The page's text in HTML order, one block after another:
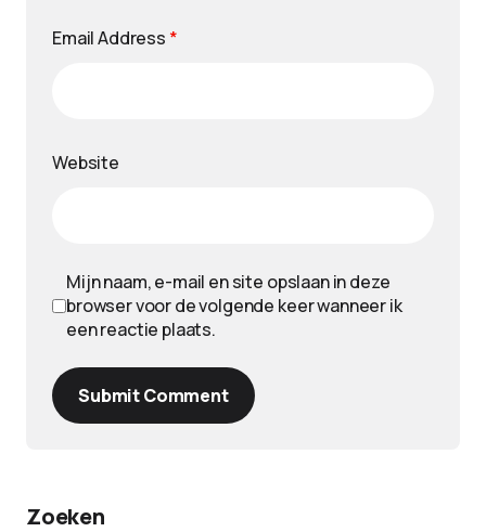
Email Address *
Website
Mijn naam, e-mail en site opslaan in deze
browser voor de volgende keer wanneer ik
een reactie plaats.
Submit Comment
Zoeken